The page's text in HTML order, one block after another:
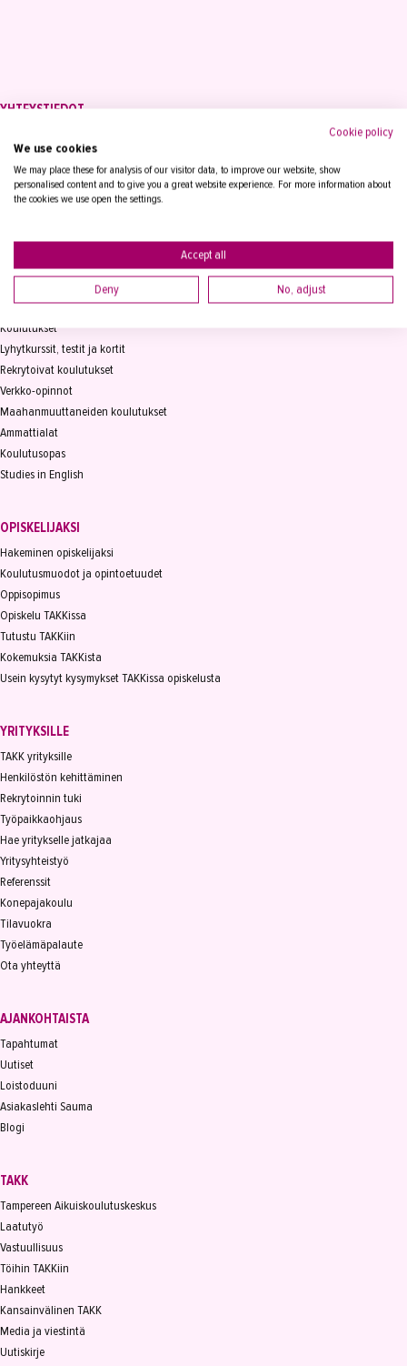
YHTEYSTIEDOT
PL 15, 33821 Tampere
Vaihde03 2361 111
info@takk.fi
KOULUTUS
Koulutukset
Lyhytkurssit, testit ja kortit
Rekrytoivat koulutukset
Verkko-opinnot
Maahanmuuttaneiden koulutukset
Ammattialat
Koulutusopas
Studies in English
OPISKELIJAKSI
Hakeminen opiskelijaksi
Koulutusmuodot ja opintoetuudet
Oppisopimus
Opiskelu TAKKissa
Tutustu TAKKiin
Kokemuksia TAKKista
Usein kysytyt kysymykset TAKKissa opiskelusta
YRITYKSILLE
TAKK yrityksille
Henkilöstön kehittäminen
Rekrytoinnin tuki
Työpaikkaohjaus
Hae yritykselle jatkajaa
Yritysyhteistyö
Referenssit
Konepajakoulu
Tilavuokra
Työelämäpalaute
Ota yhteyttä
AJANKOHTAISTA
Tapahtumat
Uutiset
Loistoduuni
Asiakaslehti Sauma
Blogi
TAKK
Tampereen Aikuiskoulutuskeskus
Laatutyö
Vastuullisuus
Töihin TAKKiin
Hankkeet
Kansainvälinen TAKK
Media ja viestintä
Uutiskirje
Cookie policy
We use cookies
We may place these for analysis of our visitor data, to improve our website, show
personalised content and to give you a great website experience. For more information about
the cookies we use open the settings.
Accept all
Deny No, adjust